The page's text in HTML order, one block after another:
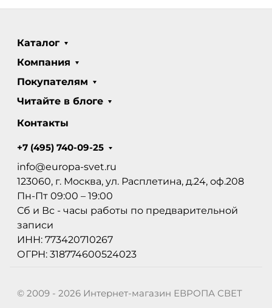
Каталог
Компания
Покупателям
Читайте в блоге
Контакты
+7 (495) 740-09-25
info@europa-svet.ru
123060, г. Москва, ул. Расплетина, д.24, оф.208
Пн-Пт 09:00 – 19:00
Сб и Вс - часы работы по предварительной
записи
ИНН: 773420710267
ОГРН: 318774600524023
© 2009 - 2026 Интернет-магазин ЕВРОПА СВЕТ